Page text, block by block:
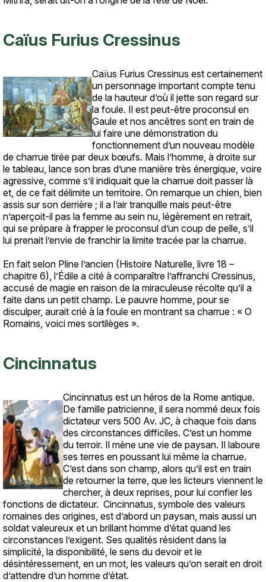
Caïus Furius Cressinus
Caïus Furius Cressinus est certainement
un personnage important compte tenu
de la hauteur d’où il jette son regard sur
la foule. Il est peut-être proconsul en
Gaule et nos ancêtres sont en train de
lui faire une démonstration du
fonctionnement d’un nouveau modèle
de charrue tirée par deux bœufs. Mais l’homme, à droite sur
le tableau, lance son bras d’une manière très énergique, voire
agressive, comme s’il indiquait que la charrue doit passer là
et, de ce fait délimite un territoire. On remarque un chien, bien
assis sur son derrière ; il a l’air tranquille mais peut-être
n’aperçoit-il pas la femme au sein nu, légèrement en retrait,
qui se prépare à frapper le proconsul d’un coup de pelle, s’il
lui prenait l’envie de franchir la limite tracée par la charrue.
En fait selon Pline l’ancien (Histoire Naturelle, livre 18 –
chapitre 6), l’Édile a cité à comparaître l’affranchi Cressinus,
accusé de magie en raison de la miraculeuse récolte qu’il a
faite dans un petit champ. Le pauvre homme, pour se
disculper, aurait crié à la foule en montrant sa charrue : « O
Romains, voici mes sortilèges ».
Cincinnatus
Cincinnatus est un héros de la Rome antique.
De famille patricienne, il sera nommé deux fois
dictateur vers 500 Av. JC, à chaque fois dans
des circonstances difficiles. C’est un homme
du terroir. Il mène une vie de paysan. Il laboure
ses terres en poussant lui même la charrue.
C’est dans son champ, alors qu’il est en train
de retourner la terre, que les licteurs viennent le
chercher, à deux reprises, pour lui confier les
fonctions de dictateur. Cincinnatus, symbole des valeurs
romaines des origines, est d’abord un paysan, mais aussi un
soldat valeureux et un brillant homme d’état quand les
circonstances l’exigent. Ses qualités résident dans la
simplicité, la disponibilité, le sens du devoir et le
désintéressement, en un mot, les valeurs qu’on serait en droit
d’attendre d’un homme d’état.